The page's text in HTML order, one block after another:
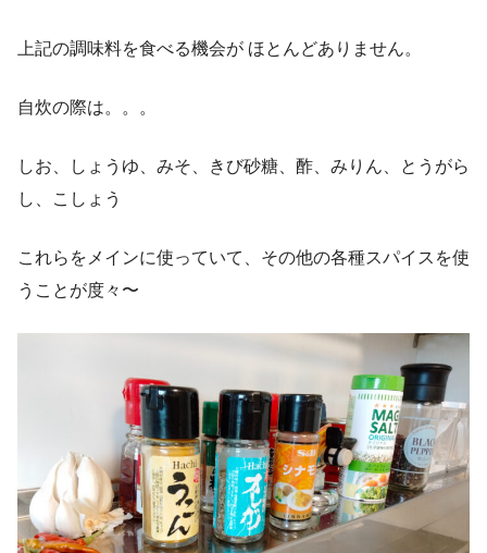
上記の調味料を食べる機会が ほとんどありません。
自炊の際は。。。
しお、しょうゆ、みそ、きび砂糖、酢、みりん、とうがら
し、こしょう
これらをメインに使っていて、その他の各種スパイスを使
うことが度々〜